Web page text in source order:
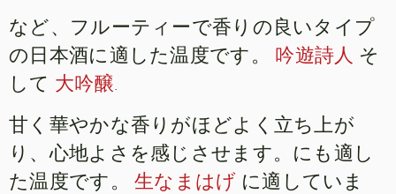
など、フルーティーで香りの良いタイプ
の日本酒に適した温度です。 吟遊詩人 そ
して 大吟醸.
甘く華やかな香りがほどよく立ち上が
り、心地よさを感じさせます。にも適し
た温度です。生なまはげ に適していま